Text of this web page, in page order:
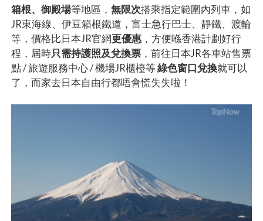
箱根、御殿場等地區，無限次搭乘指定範圍內列車，如
JR東海線、伊豆箱根鐵道，富士急行巴士、靜鐵、渡輪
等，價格比日本JR官網更優惠 ，方便喺香港計劃好行
程，屆時只需持護照及兌換票 ，前往日本JR各車站售票
點 / 旅遊服務中心 / 機場JR櫃檯等綠色窗口兌換就可以
了，而家去日本自由行都唔會慌失失啦！